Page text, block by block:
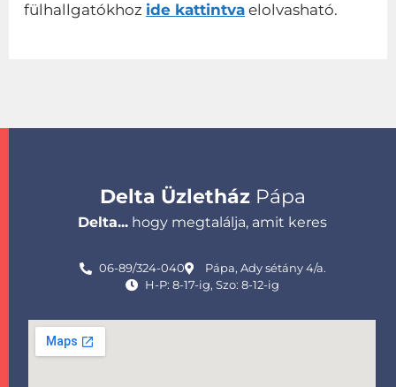
fülhallgatókhoz ide kattintva elolvasható.
Delta ÜzletházPápa
Delta... hogy megtalálja, amit keres
06-89/324-040
Pápa, Ady sétány 4/a.
H-P: 8-17-ig, Szo: 8-12-ig